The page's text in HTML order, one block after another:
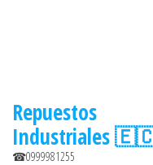
Repuestos
Industriales
☎0999981255